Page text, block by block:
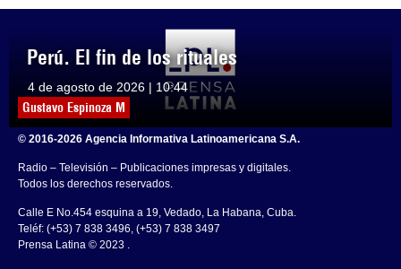
Perú. El fin de los rituales
4 de agosto de 2026 | 10:44
Gustavo Espinoza M
© 2016-2026 Agencia Informativa Latinoamericana S.A.
Radio – Televisión – Publicaciones impresas y digitales.
Todos los derechos reservados.
Calle E No.454 esquina a 19, Vedado, La Habana, Cuba.
Teléf: (+53) 7 838 3496, (+53) 7 838 3497
Prensa Latina © 2023 .